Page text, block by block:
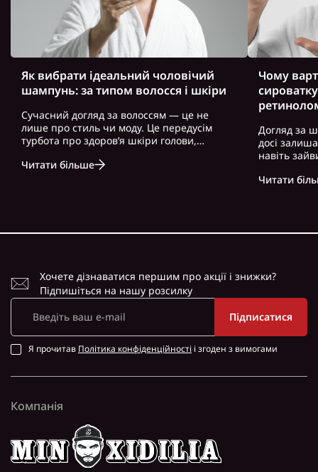
Як вибрати ідеальний чоловічий
шампунь: за типом волосся і шкіри
Сучасний догляд за волоссям — це не
лише про стиль чи моду. Це передусім
турбота про здоров’я шкіри голови,
актуально для чоловіків, які часто
Читати більше
Чому
Догляд за
досі
навіть
косметику.
Читати
Хочете дізнаватися першим про акції і знижки?
Підпишіться на нашу розсилку
Підписатися
Я прочитав Політика конфіденційності і згоден з вимогами
Компанія